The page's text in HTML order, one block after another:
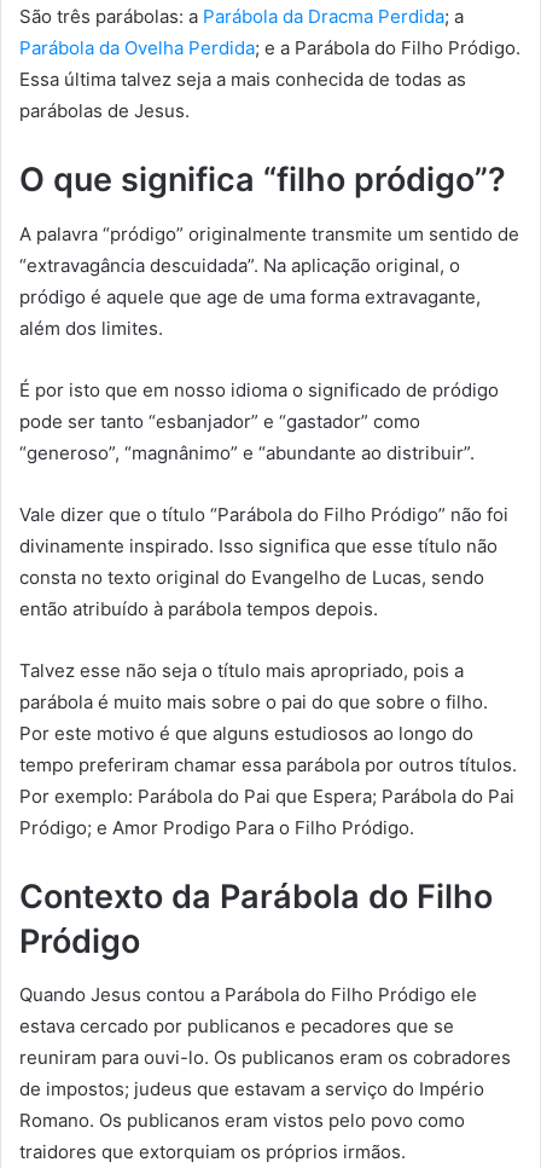
São três parábolas: a Parábola da Dracma Perdida; a
Parábola da Ovelha Perdida; e a Parábola do Filho Pródigo.
Essa última talvez seja a mais conhecida de todas as
parábolas de Jesus.
O que significa “filho pródigo”?
A palavra “pródigo” originalmente transmite um sentido de
“extravagância descuidada”. Na aplicação original, o
pródigo é aquele que age de uma forma extravagante,
além dos limites.
É por isto que em nosso idioma o significado de pródigo
pode ser tanto “esbanjador” e “gastador” como
“generoso”, “magnânimo” e “abundante ao distribuir”.
Vale dizer que o título “Parábola do Filho Pródigo” não foi
divinamente inspirado. Isso significa que esse título não
consta no texto original do Evangelho de Lucas, sendo
então atribuído à parábola tempos depois.
Talvez esse não seja o título mais apropriado, pois a
parábola é muito mais sobre o pai do que sobre o filho.
Por este motivo é que alguns estudiosos ao longo do
tempo preferiram chamar essa parábola por outros títulos.
Por exemplo: Parábola do Pai que Espera; Parábola do Pai
Pródigo; e Amor Prodigo Para o Filho Pródigo.
Contexto da Parábola do Filho
Pródigo
Quando Jesus contou a Parábola do Filho Pródigo ele
estava cercado por publicanos e pecadores que se
reuniram para ouvi-lo. Os publicanos eram os cobradores
de impostos; judeus que estavam a serviço do Império
Romano. Os publicanos eram vistos pelo povo como
traidores que extorquiam os próprios irmãos.